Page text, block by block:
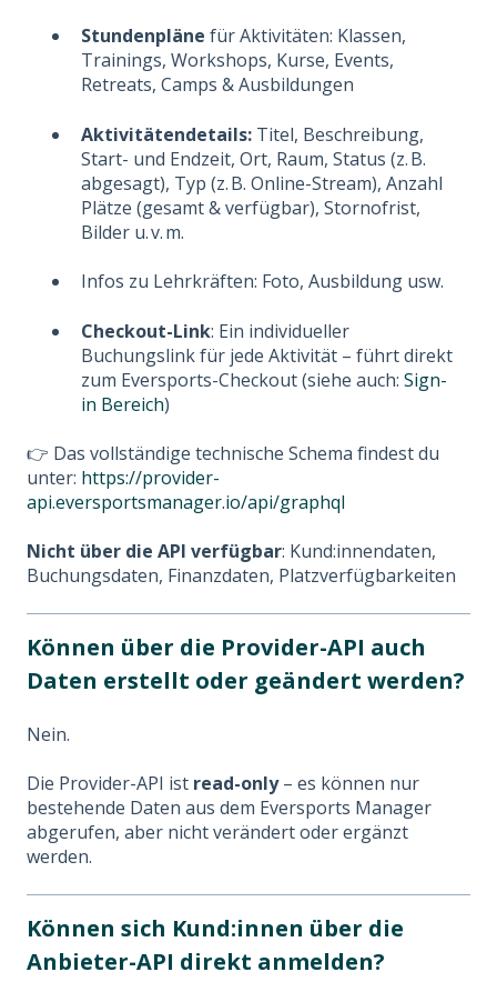
Stundenpläne für Aktivitäten: Klassen,
Trainings, Workshops, Kurse, Events,
Retreats, Camps & Ausbildungen
Aktivitätendetails: Titel, Beschreibung,
Start- und Endzeit, Ort, Raum, Status (z. B.
abgesagt), Typ (z. B. Online-Stream), Anzahl
Plätze (gesamt & verfügbar), Stornofrist,
Bilder u. v. m.
Infos zu Lehrkräften: Foto, Ausbildung usw.
Checkout-Link: Ein individueller
Buchungslink für jede Aktivität – führt direkt
zum Eversports-Checkout (siehe auch: Sign-
in Bereich)
👉 Das vollständige technische Schema findest du
unter: https://provider-
api.eversportsmanager.io/api/graphql
Nicht über die API verfügbar: Kund:innendaten,
Buchungsdaten, Finanzdaten, Platzverfügbarkeiten
Können über die Provider-API auch
Daten erstellt oder geändert werden?
Nein.
Die Provider-API ist read-only– es können nur
bestehende Daten aus dem Eversports Manager
abgerufen, aber nicht verändert oder ergänzt
werden.
Können sich Kund:innen über die
Anbieter-API direkt anmelden?